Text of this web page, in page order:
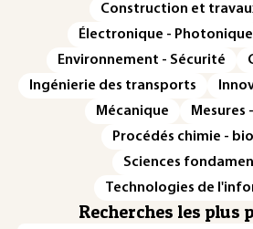
Construction et
Électronique - Photonique
Environnement - Sécurité
Ingénierie des transports
Mécanique
Mesures
Procédés chimie -
Sciences
Technologies de
Recherches les plus